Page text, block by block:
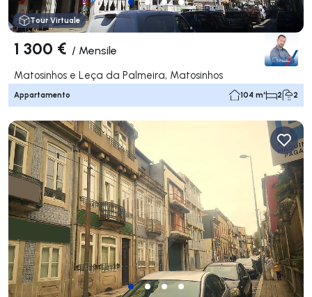
Tour Virtuale
1 300 € / Mensile
Matosinhos e Leça da Palmeira, Matosinhos
Appartamento 104 m² 2 2